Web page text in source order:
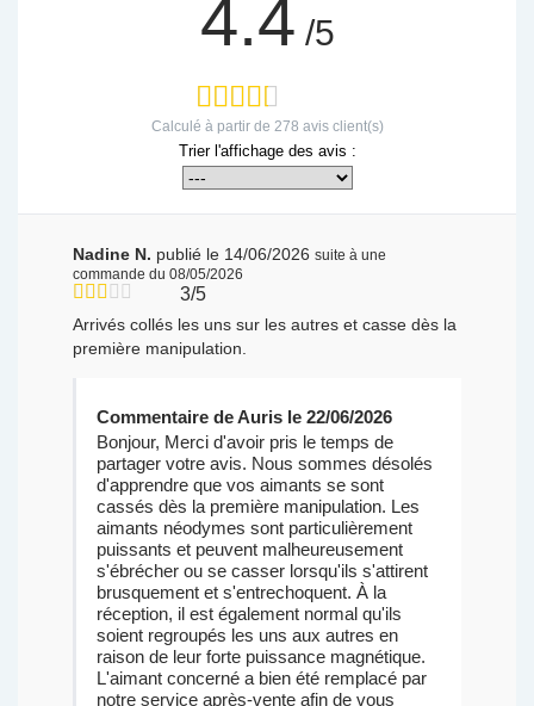
4.4 /5
Calculé à partir de 278 avis client(s)
Trier l'affichage des avis :
Nadine N. publié le 14/06/2026 suite à une
commande du 08/05/2026
3/5
Arrivés collés les uns sur les autres et casse dès la
première manipulation.
Commentaire de Auris le 22/06/2026
Bonjour, Merci d'avoir pris le temps de
partager votre avis. Nous sommes désolés
d'apprendre que vos aimants se sont
cassés dès la première manipulation. Les
aimants néodymes sont particulièrement
puissants et peuvent malheureusement
s'ébrécher ou se casser lorsqu'ils s'attirent
brusquement et s'entrechoquent. À la
réception, il est également normal qu'ils
soient regroupés les uns aux autres en
raison de leur forte puissance magnétique.
L'aimant concerné a bien été remplacé par
notre service après-vente afin de vous